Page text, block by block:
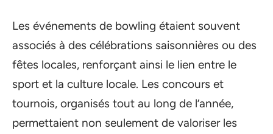
Les événements de bowling étaient souvent
associés à des célébrations saisonnières ou des
fêtes locales, renforçant ainsi le lien entre le
sport et la culture locale. Les concours et
tournois, organisés tout au long de l’année,
permettaient non seulement de valoriser les